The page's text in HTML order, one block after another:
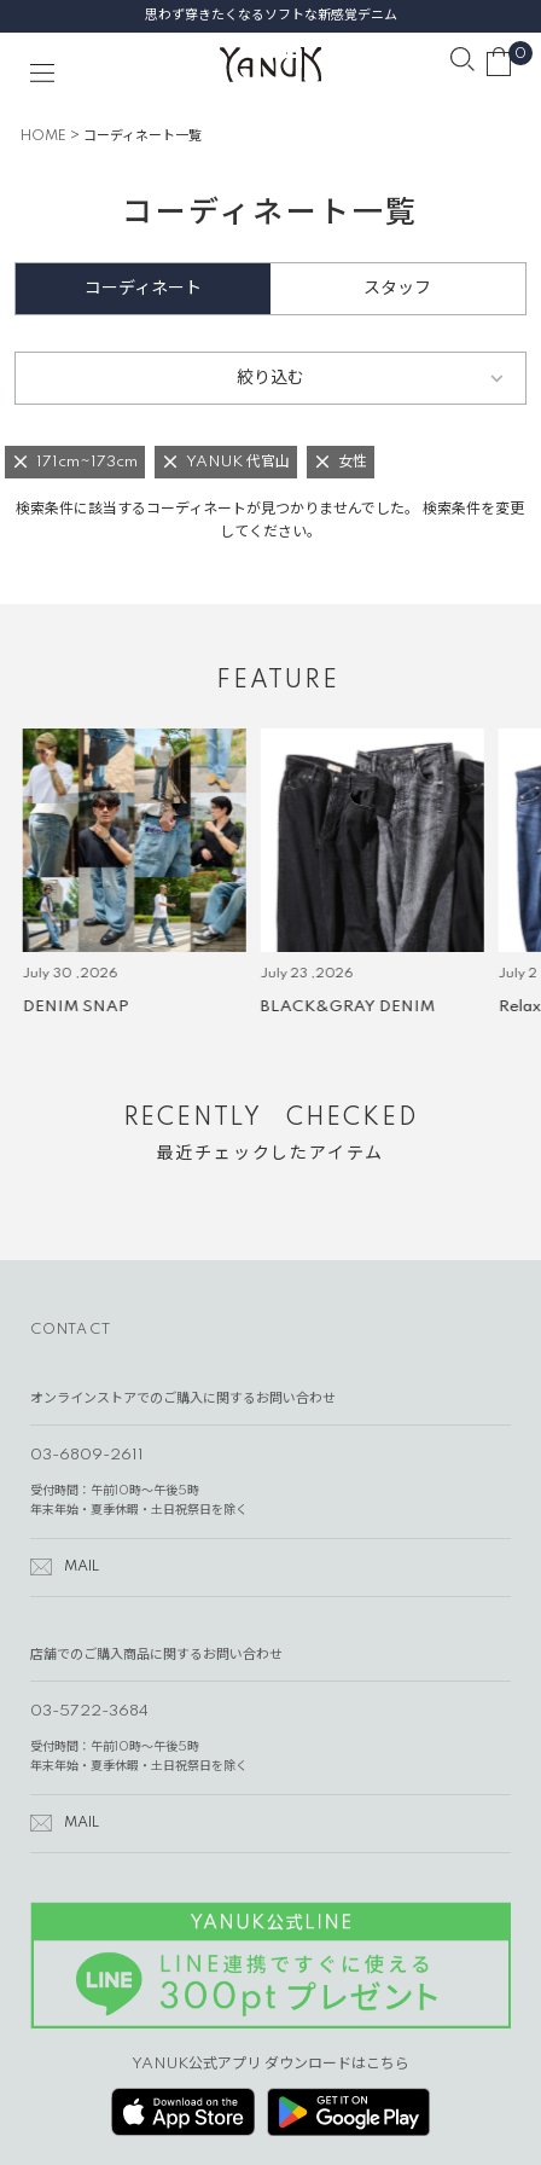
思わず穿きたくなるソフトな新感覚デニム
0
HOME コーディネート一覧
コーディネート一覧
コーディネート スタッフ
絞り込む
171cm~173cm YANUK 代官山 女性
検索条件に該当するコーディネートが見つかりませんでした。 検索条件を変更
してください。
FEATURE
July 30 ,2026
DENIM SNAP
July 23 ,2026
BLACK&GRAY DENIM
July 2
Relax
RECENTLY CHECKED
最近チェックしたアイテム
CONTACT
オンラインストアでのご購入に関するお問い合わせ
03-6809-2611
受付時間：午前10時～午後5時
年末年始・夏季休暇・土日祝祭日を除く
MAIL
店舗でのご購入商品に関するお問い合わせ
03-5722-3684
受付時間：午前10時～午後5時
年末年始・夏季休暇・土日祝祭日を除く
MAIL
YANUK公式アプリ ダウンロードはこちら